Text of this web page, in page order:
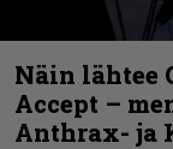
Näin lähtee
Accept –
Anthrax- ja